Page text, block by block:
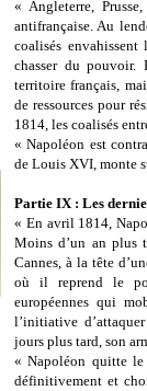
« Angleterre,
antifrançaise. Au
coalisés
chasser du pouvoir.
territoire français,
de ressources pour
1814, les coalisés
« Napoléon est
de Louis XVI, monte
Partie IX : Les
« En avril 1814,
Moins d’un an plus
Cannes, à la tête
où il reprend le
européennes qui
l’initiative
jours plus tard, son
« Napoléon quitte
définitivement et